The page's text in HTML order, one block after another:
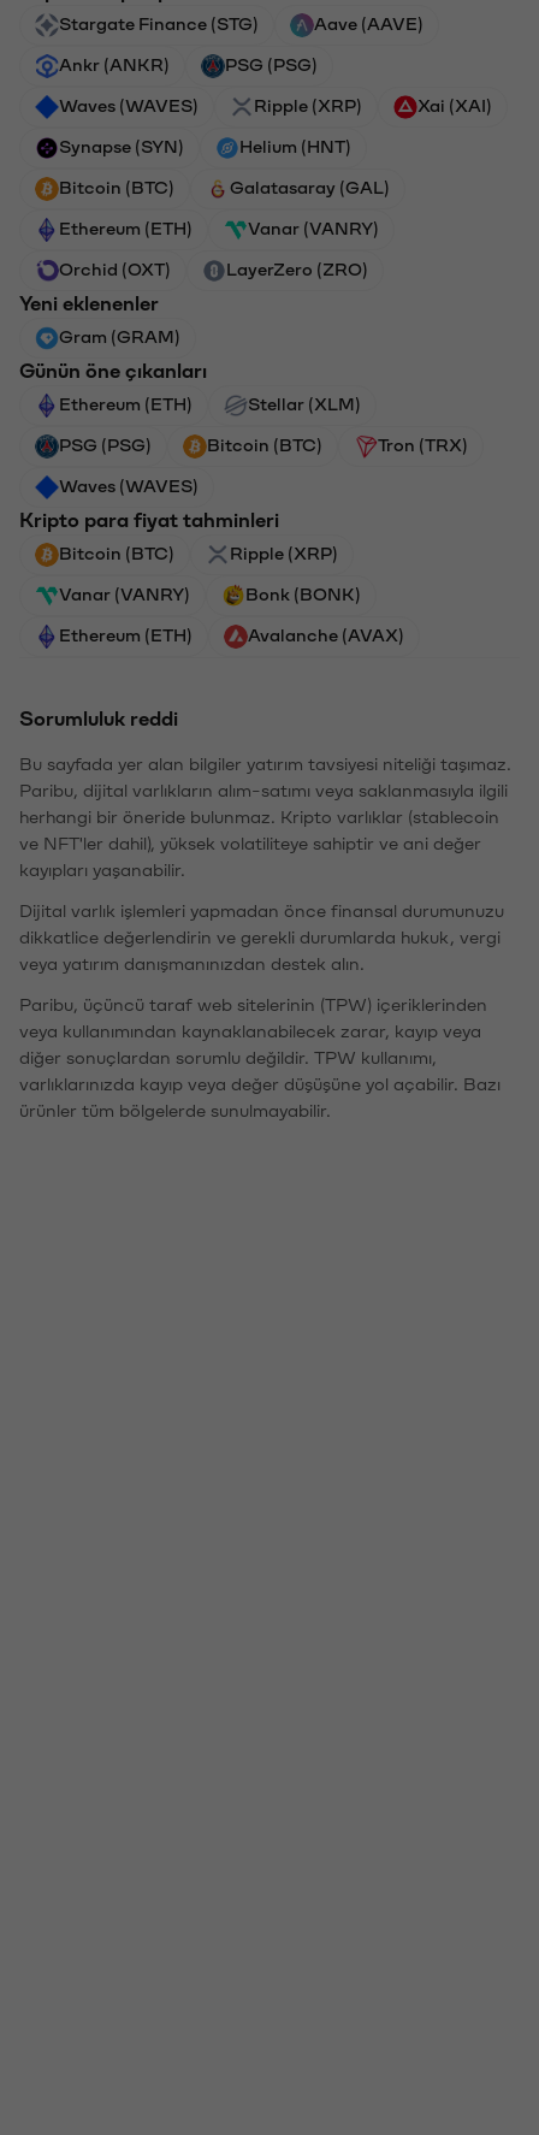
Stargate Finance (STG) Aave (AAVE)
Ankr (ANKR) PSG (PSG)
Waves (WAVES) Ripple (XRP) Xai (XAI)
Synapse (SYN) Helium (HNT)
Bitcoin (BTC) Galatasaray (GAL)
Ethereum (ETH) Vanar (VANRY)
Orchid (OXT) LayerZero (ZRO)
Yeni eklenenler
Gram (GRAM)
Günün öne çıkanları
Ethereum (ETH) Stellar (XLM)
PSG (PSG) Bitcoin (BTC) Tron (TRX)
Waves (WAVES)
Kripto para fiyat tahminleri
Bitcoin (BTC) Ripple (XRP)
Vanar (VANRY) Bonk (BONK)
Ethereum (ETH) Avalanche (AVAX)
Sorumluluk reddi
Bu sayfada yer alan bilgiler yatırım tavsiyesi niteliği taşımaz.
Paribu, dijital varlıkların alım-satımı veya saklanmasıyla ilgili
herhangi bir öneride bulunmaz. Kripto varlıklar (stablecoin
ve NFT'ler dahil), yüksek volatiliteye sahiptir ve ani değer
kayıpları yaşanabilir.
Dijital varlık işlemleri yapmadan önce finansal durumunuzu
dikkatlice değerlendirin ve gerekli durumlarda hukuk, vergi
veya yatırım danışmanınızdan destek alın.
Paribu, üçüncü taraf web sitelerinin (TPW) içeriklerinden
veya kullanımından kaynaklanabilecek zarar, kayıp veya
diğer sonuçlardan sorumlu değildir. TPW kullanımı,
varlıklarınızda kayıp veya değer düşüşüne yol açabilir. Bazı
ürünler tüm bölgelerde sunulmayabilir.